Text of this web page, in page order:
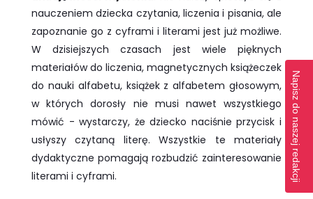
nauczeniem dziecka czytania, liczenia i pisania, ale
zapoznanie go z cyframi i literami jest już możliwe.
W dzisiejszych czasach jest wiele pięknych
materiałów do liczenia, magnetycznych książeczek
do nauki alfabetu, książek z alfabetem głosowym,
w których dorosły nie musi nawet wszystkiego
mówić - wystarczy, że dziecko naciśnie przycisk i
usłyszy czytaną literę. Wszystkie te materiały
dydaktyczne pomagają rozbudzić zainteresowanie
literami i cyframi.
Napisz do naszej redakcji